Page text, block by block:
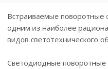
Встраиваемые поворотные
одним из наиболее
видов светотехнического
Светодиодные поворотные